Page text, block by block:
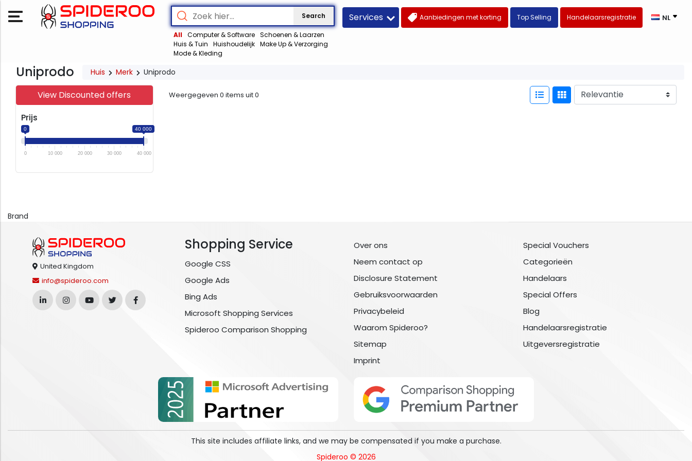
Search
All Computer & Software Schoenen & Laarzen
Huis & Tuin
Huishoudelijk Make Up & Verzorging
Mode & Kleding
Services Aanbiedingen met korting Top Selling Handelaarsregistratie NL
Uniprodo Huis Merk Uniprodo
View Discounted offers
Prijs
0 40 000
0 10 000 20 000 30 000 40 000
Weergegeven 0 items uit0
Brand
United Kingdom
info@spideroo.com
Shopping Service
Google CSS
Google Ads
Bing Ads
Microsoft Shopping Services
Spideroo Comparison Shopping
Over ons
Neem contact op
Disclosure Statement
Gebruiksvoorwaarden
Privacybeleid
Waarom Spideroo?
Sitemap
Imprint
Special Vouchers
Categorieën
Handelaars
Special Offers
Blog
Handelaarsregistratie
Uitgeversregistratie
This site includes affiliate links, and we may be compensated if you make a purchase.
Spideroo © 2026